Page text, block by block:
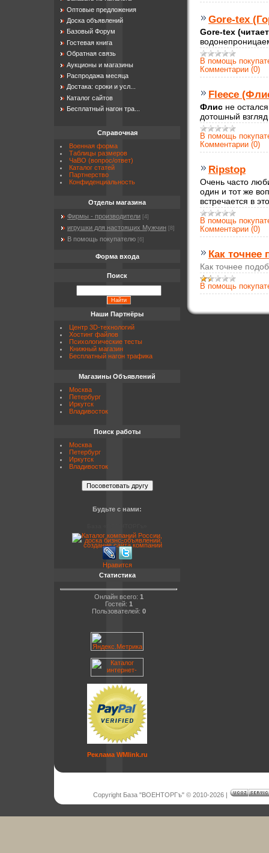
Gore-tex
Gore-tex
В помощь
Комментарии (0)
Fleece
Флис не
дотошный
В помощь
Комментарии (0)
Ripstop
Очень часто
один и тот же
встречается в
В помощь
Комментарии (0)
Как точнее
Как точнее
В помощь
Оптовые предложения
Доска объявлений
Базовый Форум
Гостевая книга
Обратная связь
Аукционы и магазины
Распродажа месяца
Достака: сроки и усл...
Каталог сайтов
Бесплатный нагон тра...
Справочная
Военная форма
Таблицы размеров
ЧаВО (вопрос/ответ)
Каталог статей
Партнерство
Конфиденциальность
Отделы магазина
Фирмы - производители [4]
игрушки для настоящих Мужчин [8]
В помощь покупателю [6]
Форма входа
Поиск
Наши Партнёры
Центр 3D-технологий
Хостинг файлов
Психологические тесты
Книжный магазин
Бесплатный нагон трафика
Магазины Объявлений
Москва
Петербург
Иркутск
Владивосток
Поиск работы
Москва
Петербург
Иркутск
Владивосток
Будьте с нами:
Нравится
Статистика
Онлайн всего: 1
Гостей: 1
Пользователей: 0
Реклама WMlink.ru
Copyright База "ВОЕНТОРГъ" © 2010-2026|